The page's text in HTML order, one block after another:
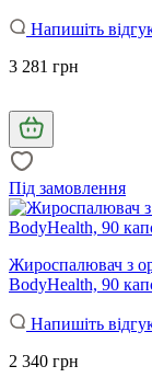
Напишіть
3 281 грн
Під замовлення
Жироспалювач з
BodyHealth, 90
Напишіть
2 340 грн